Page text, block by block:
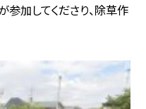
参加してくださり、除草作